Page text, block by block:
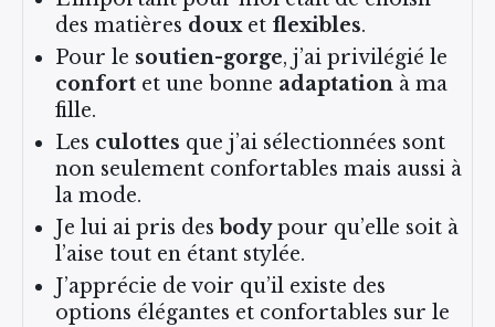
des matières douxet flexibles.
Pour le soutien-gorge, j’ai privilégié le
confortet une bonne adaptationà ma
fille.
Les culottes que j’ai sélectionnées sont
non seulement confortables mais aussi à
la mode.
Je lui ai pris des bodypour qu’elle soit à
l’aise tout en étant stylée.
J’apprécie de voir qu’il existe des
options élégantes et confortables sur le